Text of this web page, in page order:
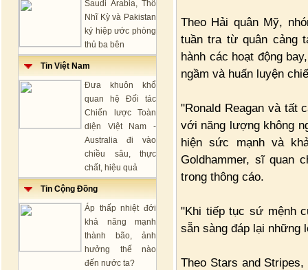
Saudi Arabia, Thổ
Nhĩ Kỳ và Pakistan
ký hiệp ước phòng
thủ ba bên
Tin Việt Nam
Đưa khuôn khổ
quan hệ Đối tác
Chiến lược Toàn
diện Việt Nam -
Australia đi vào
chiều sâu, thực
chất, hiệu quả
Tin Cộng Đồng
Áp thấp nhiệt đới
khả năng mạnh
thành bão, ảnh
hưởng thế nào
đến nước ta?
Theo Hải quân Mỹ,
tuần tra từ quân cảng
hành các hoạt động
ngầm và huấn luyện
"Ronald Reagan và tất
với năng lượng không
hiện sức mạnh và
Goldhammer, sĩ quan
trong thông cáo.
"Khi tiếp tục sứ mệnh
sẵn sàng đáp lại những
Theo Stars and